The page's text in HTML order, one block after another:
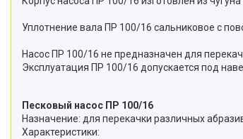
Уплотнение вала ПР 100/16 сальниковое с
Насос ПР 100/16 не предназначен для
Эксплуатация ПР 100/16 допускается под
Песковый насос ПР 100/16
Назначение: для перекачки различных
Характеристики: